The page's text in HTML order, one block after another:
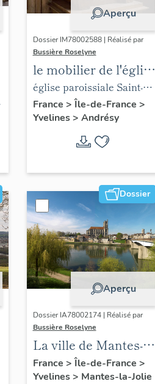
Aperçu
Dossier IM78002588 | Réalisé par
Bussière Roselyne
le mobilier de l'église
Saint-Germain-de-
Paris (liste
supplémentaire)
église paroissiale Saint-
Germain
France > Île-de-France >
Yvelines> Andrésy
Dossier
Aperçu
Dossier IA78002174 | Réalisé par
Bussière Roselyne
La ville de Mantes-la-
Jolie
France > Île-de-France >
Yvelines> Mantes-la-Jolie